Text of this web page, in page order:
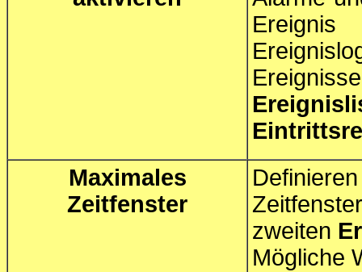
Maximales
Zeitfenster
zweiten
Mögliche